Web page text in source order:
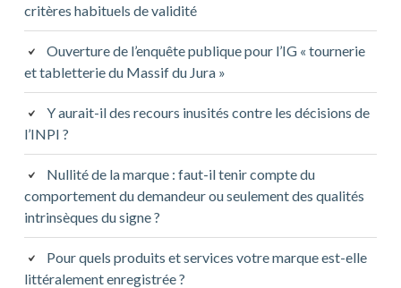
critères habituels de validité
Ouverture de l’enquête publique pour l’IG « tournerie
et tabletterie du Massif du Jura »
Y aurait-il des recours inusités contre les décisions de
l’INPI ?
Nullité de la marque : faut-il tenir compte du
comportement du demandeur ou seulement des qualités
intrinsèques du signe ?
Pour quels produits et services votre marque est-elle
littéralement enregistrée ?